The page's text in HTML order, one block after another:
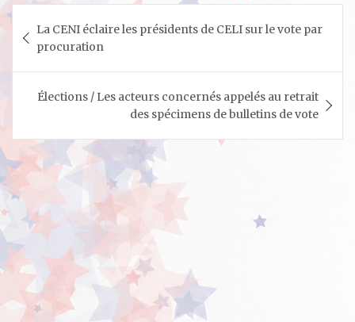
Navigation
de
l’article
La CENI éclaire les présidents de CELI sur le vote par
procuration
Élections / Les acteurs concernés appelés au retrait
des spécimens de bulletins de vote